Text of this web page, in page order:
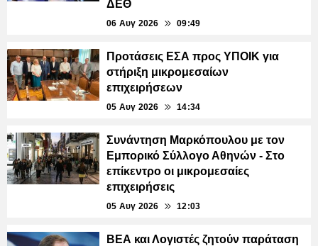
ΔΕΘ
06 Αυγ 2026 09:49
Προτάσεις ΕΣΑ προς ΥΠΟΙΚ για
στήριξη μικρομεσαίων
επιχειρήσεων
05 Αυγ 2026 14:34
Συνάντηση Μαρκόπουλου με τον
Εμπορικό Σύλλογο Αθηνών - Στο
επίκεντρο οι μικρομεσαίες
επιχειρήσεις
05 Αυγ 2026 12:03
ΒΕΑ και Λογιστές ζητούν παράταση